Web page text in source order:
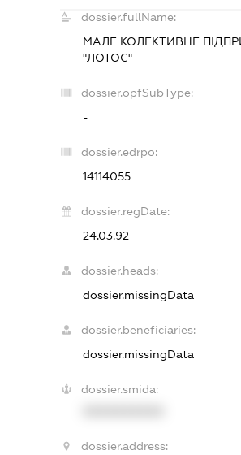
dossier.fullName:
МАЛЕ КОЛЕКТИВНЕ
"ЛОТОС"
dossier.opfSubType:
-
dossier.edrpo:
14114055
dossier.regDate:
24.03.92
dossier.heads:
dossier.missingData
dossier.beneficiaries:
dossier.missingData
dossier.smida:
dossier.address: